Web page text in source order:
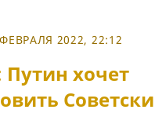
2022, 22:12
Путин хочет